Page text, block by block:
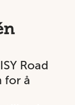
Road
for å